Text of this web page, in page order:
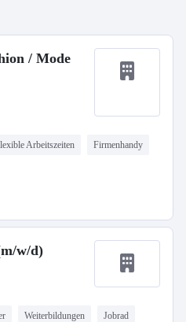
/ Mode
Arbeitszeiten Firmenhandy
w/d)
Weiterbildungen Jobrad